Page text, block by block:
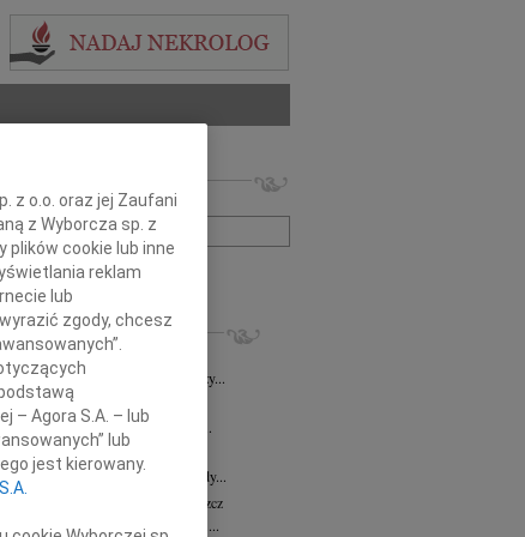
lub numer ogłoszenia:
+ szukanie zaawansowane
Bydgoszcz
wraz z Rodziną wyrazy...
Bydgoszcz
oraz Jej Najbliższym...
Bydgoszcz
Skwierzyńskiej Członkini Rady...
Zagórski
Bydgoszcz
smutkiem żegnamy prof. dr. hab....
z o.o. oraz jej Zaufani
z Wyborcza sp. z
plików cookie lub inne
reklam
lub
zgody, chcesz
– Agora S.A. – lub
lub
jest kierowany.